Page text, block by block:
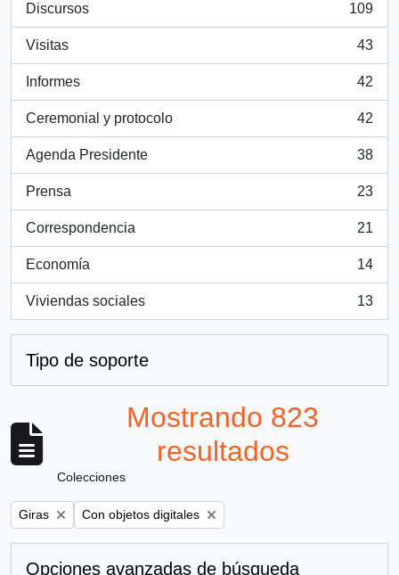
Discursos
, 109 resultados
109
Visitas
, 43 resultados
43
Informes
, 42 resultados
42
Ceremonial y protocolo
, 42 resultados
42
Agenda Presidente
, 38 resultados
38
Prensa
, 23 resultados
23
Correspondencia
, 21 resultados
21
Economía
, 14 resultados
14
Viviendas sociales
, 13 resultados
13
Tipo de soporte
Mostrando 823
resultados
Colecciones
Remove filter:
Giras Remove filter:
Con objetos digitales
Opciones avanzadas de búsqueda